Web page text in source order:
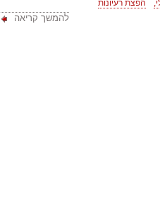
הפצת רעיונות
להמשך קריאה